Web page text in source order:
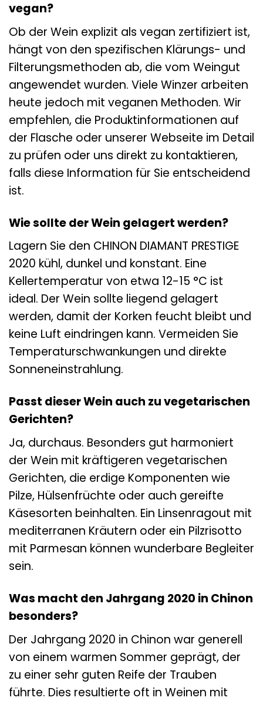
vegan?
Ob der Wein explizit als vegan zertifiziert ist,
hängt von den spezifischen Klärungs- und
Filterungsmethoden ab, die vom Weingut
angewendet wurden. Viele Winzer arbeiten
heute jedoch mit veganen Methoden. Wir
empfehlen, die Produktinformationen auf
der Flasche oder unserer Webseite im Detail
zu prüfen oder uns direkt zu kontaktieren,
falls diese Information für Sie entscheidend
ist.
Wie sollte der Wein gelagert werden?
Lagern Sie den CHINON DIAMANT PRESTIGE
2020 kühl, dunkel und konstant. Eine
Kellertemperatur von etwa 12-15 °C ist
ideal. Der Wein sollte liegend gelagert
werden, damit der Korken feucht bleibt und
keine Luft eindringen kann. Vermeiden Sie
Temperaturschwankungen und direkte
Sonneneinstrahlung.
Passt dieser Wein auch zu vegetarischen
Gerichten?
Ja, durchaus. Besonders gut harmoniert
der Wein mit kräftigeren vegetarischen
Gerichten, die erdige Komponenten wie
Pilze, Hülsenfrüchte oder auch gereifte
Käsesorten beinhalten. Ein Linsenragout mit
mediterranen Kräutern oder ein Pilzrisotto
mit Parmesan können wunderbare Begleiter
sein.
Was macht den Jahrgang 2020 in Chinon
besonders?
Der Jahrgang 2020 in Chinon war generell
von einem warmen Sommer geprägt, der
zu einer sehr guten Reife der Trauben
führte. Dies resultierte oft in Weinen mit